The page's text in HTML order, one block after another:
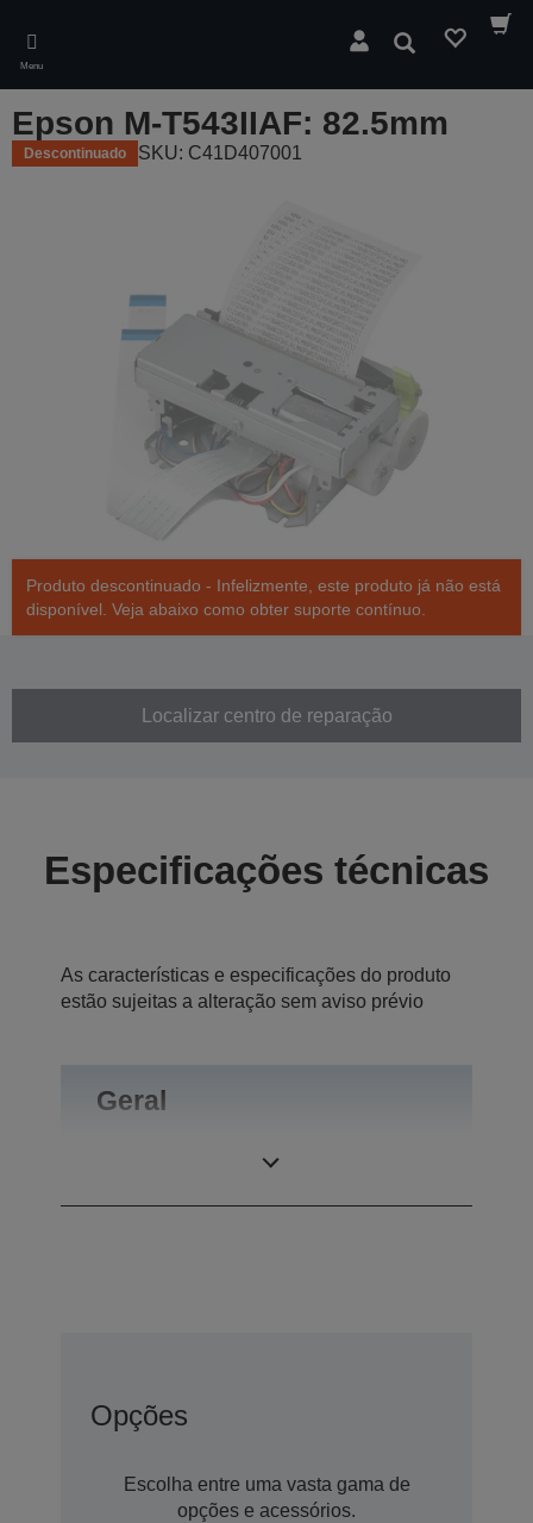
main
content
Menu
Pesquisar
Epson M-T543IIAF: 82.5mm
Descontinuado SKU: C41D407001
Produto descontinuado - Infelizmente, este produto já não está
disponível. Veja abaixo como obter suporte contínuo.
Localizar centro de reparação
Especificações técnicas
As características e especificações do produto
estão sujeitas a alteração sem aviso prévio
Geral
Opções
Escolha entre uma vasta gama de
opções e acessórios.